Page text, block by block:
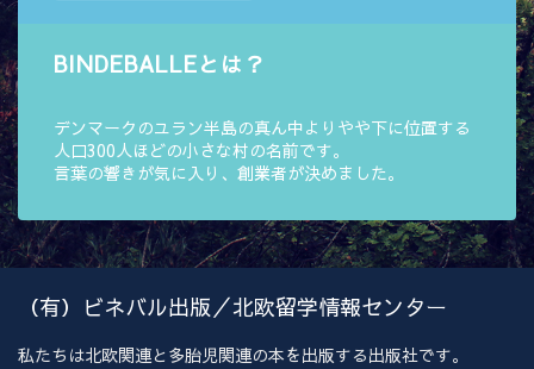
BINDEBALLEとは？
デンマークのユラン半島の真ん中よりやや下に位置する
人口300人ほどの小さな村の名前です。
言葉の響きが気に入り、創業者が決めました。
（有）ビネバル出版／北欧留学情報センター
私たちは北欧関連と多胎児関連の本を出版する出版社です。